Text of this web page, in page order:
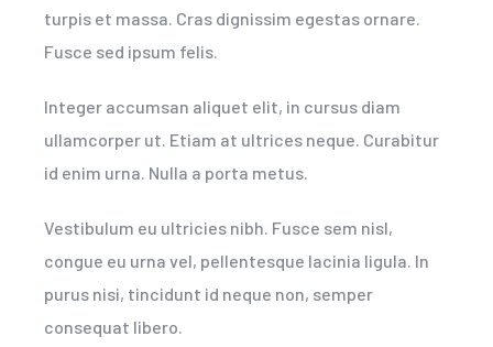
turpis et massa. Cras dignissim egestas ornare.
Fusce sed ipsum felis.
Integer accumsan aliquet elit, in cursus diam
ullamcorper ut. Etiam at ultrices neque. Curabitur
id enim urna. Nulla a porta metus.
Vestibulum eu ultricies nibh. Fusce sem nisl,
congue eu urna vel, pellentesque lacinia ligula. In
purus nisi, tincidunt id neque non, semper
consequat libero.